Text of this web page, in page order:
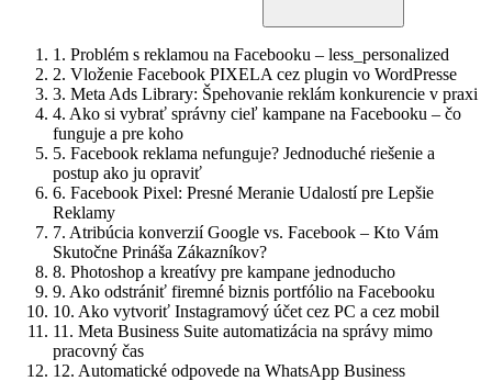
1. Problém s reklamou na Facebooku – less_personalized
2. Vloženie Facebook PIXELA cez plugin vo WordPresse
3. Meta Ads Library: Špehovanie reklám konkurencie v praxi
4. Ako si vybrať správny cieľ kampane na Facebooku – čo
funguje a pre koho
5. Facebook reklama nefunguje? Jednoduché riešenie a
postup ako ju opraviť
6. Facebook Pixel: Presné Meranie Udalostí pre Lepšie
Reklamy
7. Atribúcia konverzií Google vs. Facebook – Kto Vám
Skutočne Prináša Zákazníkov?
8. Photoshop a kreatívy pre kampane jednoducho
9. Ako odstrániť firemné biznis portfólio na Facebooku
10. Ako vytvoriť Instagramový účet cez PC a cez mobil
11. Meta Business Suite automatizácia na správy mimo
pracovný čas
12. Automatické odpovede na WhatsApp Business